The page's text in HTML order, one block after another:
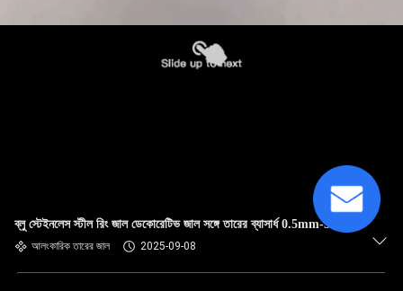
ব্লু স্টেইনলেস স্টীল রিং জাল ডেকোরেটিভ জাল সঙ্গে তারের ব্যাসার্ধ 0.5mm-3mm
আলংকারিক তারের জাল 2025-09-08